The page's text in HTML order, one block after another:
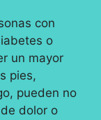
con
o
un mayor
pies,
pueden no
dolor o